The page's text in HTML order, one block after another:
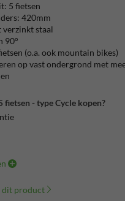
5 fietsen
420mm
verzinkt staal
90°
(o.a. ook mountain bikes)
op vast ondergrond met
fietsen - type Cycle kopen?
dit product